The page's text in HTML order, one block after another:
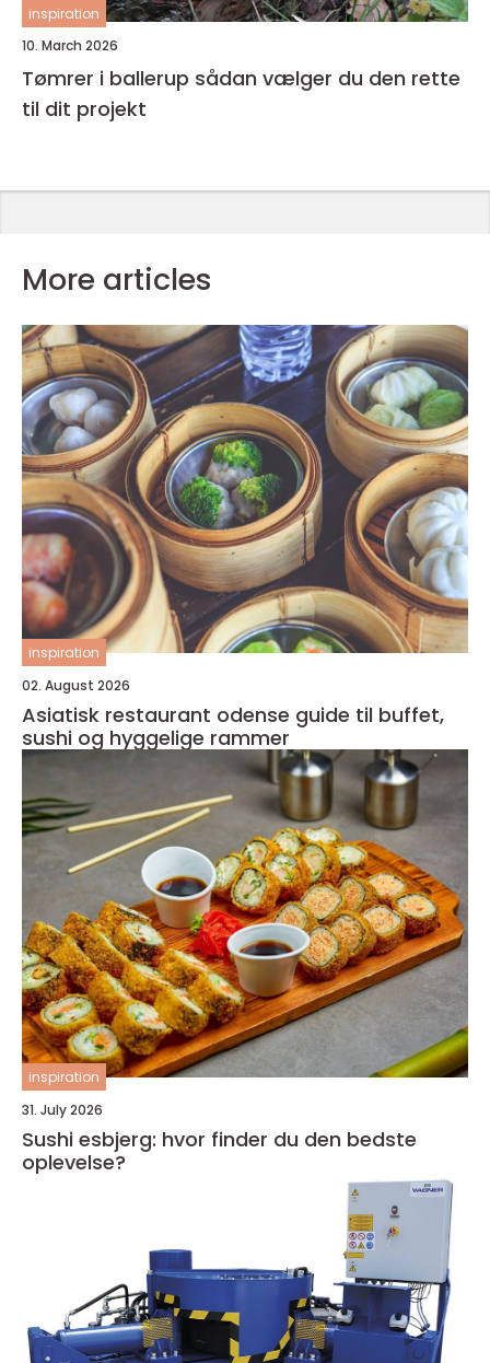
inspiration
10. March 2026
Tømrer i ballerup sådan vælger du den rette
til dit projekt
More articles
inspiration
02. August 2026
Asiatisk restaurant odense guide til buffet,
sushi og hyggelige rammer
inspiration
31. July 2026
Sushi esbjerg: hvor finder du den bedste
oplevelse?